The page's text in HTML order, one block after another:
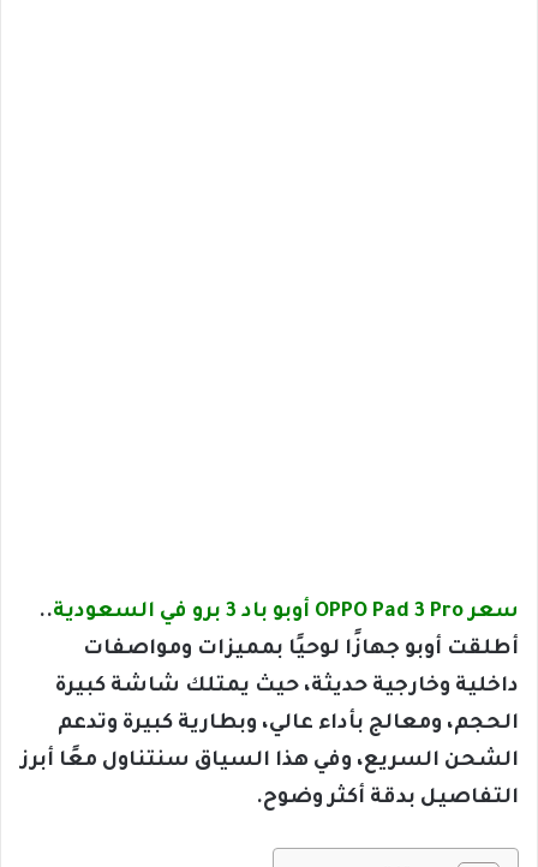
سعر OPPO Pad 3 Pro أوبو باد 3 برو في السعودية
..
أطلقت أوبو جهازًا لوحيًا بمميزات ومواصفات
داخلية وخارجية حديثة، حيث يمتلك شاشة كبيرة
الحجم، ومعالج بأداء عالي، وبطارية كبيرة وتدعم
الشحن السريع، وفي هذا السياق سنتناول معًا أبرز
التفاصيل بدقة أكثر وضوح.